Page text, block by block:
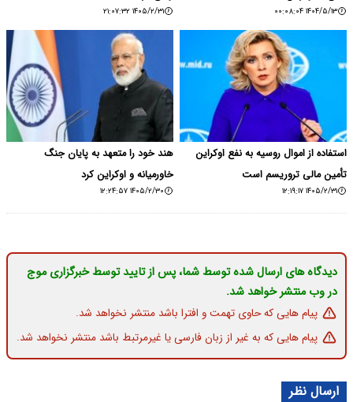
۱۴۰۴/۵/۱۳ ۰۰:۰۸:۰۴ ۱۴۰۵/۲/۳۱ ۲۱:۰۷:۳۲
استفاده از اموال روسیه به نفع اوکراین
تأمین مالی تروریسم است
۱۴۰۵/۲/۳۱ ۱۲:۱۹:۱۷
هند خود را متعهد به پایان جنگ
خاورمیانه و اوکراین کرد
۱۴۰۵/۲/۳۰ ۱۲:۲۴:۵۷
دیدگاه های ارسال شده توسط شما، پس از تایید توسط خبرگزاری موج
در وب منتشر خواهد شد.
پیام هایی که حاوی تهمت و افترا باشد منتشر نخواهد شد.
پیام هایی که به غیر از زبان فارسی یا غیرمرتبط باشد منتشر نخواهد شد.
ارسال نظر